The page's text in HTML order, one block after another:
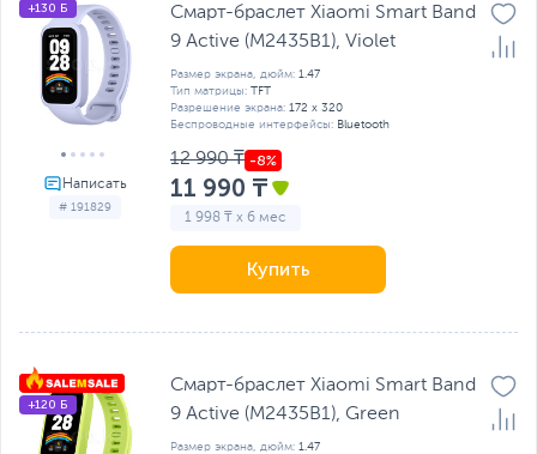
# 191829
+130 Б
Смарт-браслет Xiaomi Smart Band
9 Active (M2435B1), Violet
Размер экрана, дюйм: 1.47
Тип матрицы: TFT
Разрешение экрана: 172 x 320
Беспроводные интерфейсы: Bluetooth
12 990 ₸
11 990 ₸
1 998 ₸ x 6 мес
Купить
+120 Б
Смарт-браслет Xiaomi Smart Band
9 Active (M2435B1), Green
Размер экрана, дюйм: 1.47